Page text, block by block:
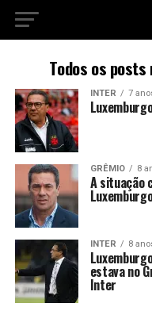
Todos os
INTER 7
GRÊMIO 8
A situação
INTER 8
estava no
Inter